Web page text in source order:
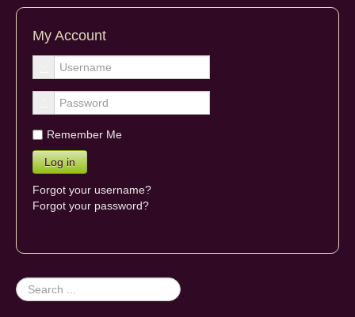
My Account
Remember Me
Forgot your username?
Forgot your password?
Search
...